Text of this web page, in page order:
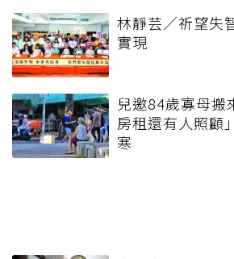
林靜芸／祈望失
實現
兒邀84歲寡母搬
房租還有人照顧
寒